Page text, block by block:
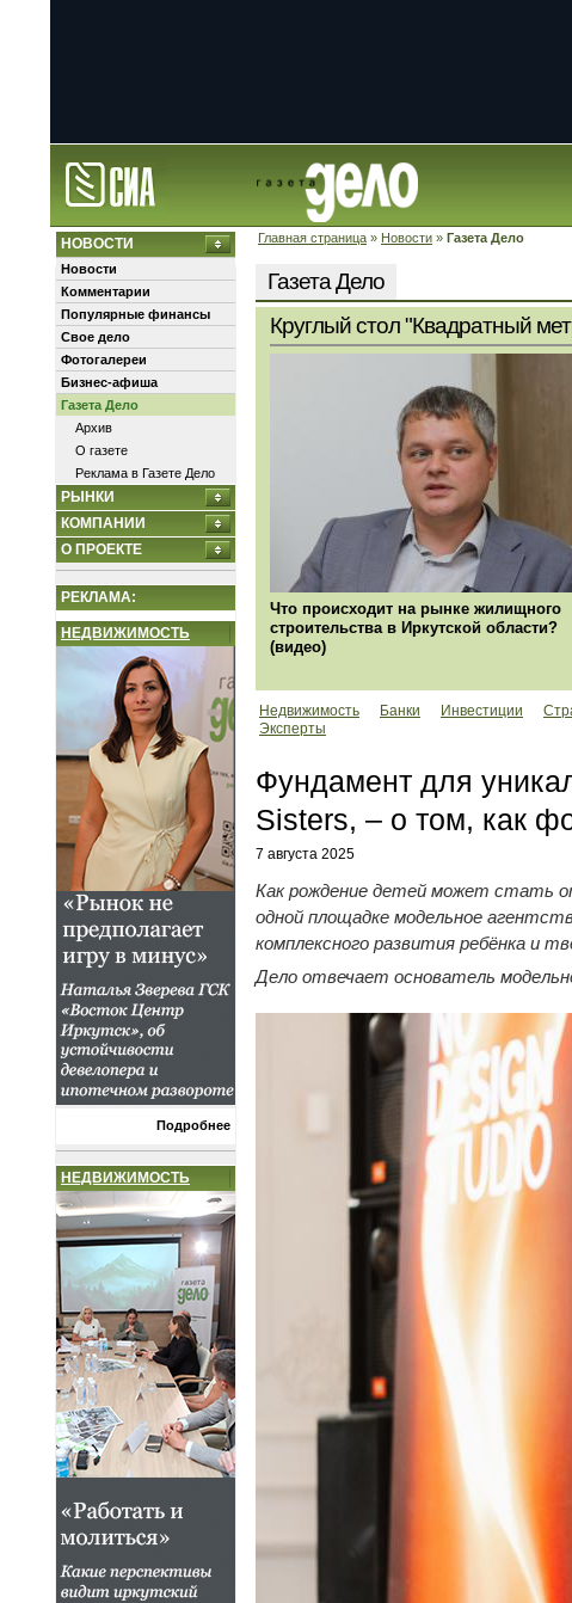
Главная страница » Новости » Газета Дело
НОВОСТИ
Новости
Комментарии
Популярные финансы
Свое дело
Фотогалереи
Бизнес-афиша
Газета Дело
Архив
О газете
Реклама в Газете Дело
РЫНКИ
КОМПАНИИ
О ПРОЕКТЕ
РЕКЛАМА:
НЕДВИЖИМОСТЬ
Подробнее
НЕДВИЖИМОСТЬ
Газета Дело
Круглый стол "Квадратный
Что происходит на рынке жилищного
строительства в Иркутской области?
(видео)
Недвижимость Банки Инвестиции
Эксперты
Фундамент для
Sisters, – о том, как
7 августа 2025
Как рождение детей может стать
одной площадке модельное
комплексного развития ребёнка и
Дело отвечает основатель